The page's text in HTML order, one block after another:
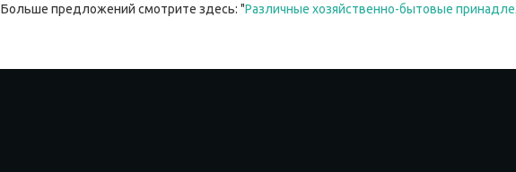
Больше предложений смотрите здесь: "Различные хозяйственно-бытовые